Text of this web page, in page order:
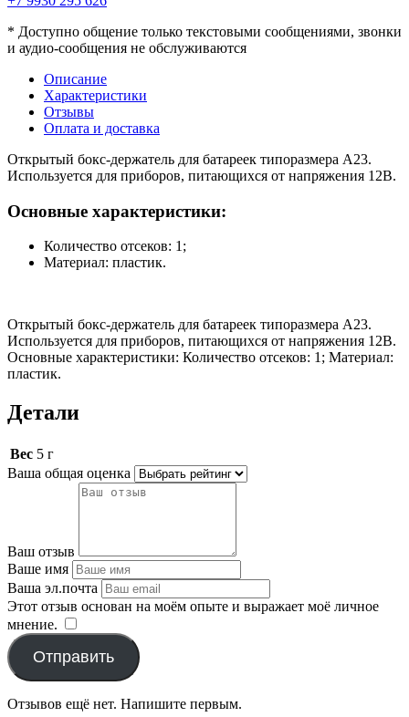
* Доступно общение только текстовыми сообщениями, звонки
и аудио-сообщения не обслуживаются
Описание
Характеристики
Отзывы
Оплата и доставка
Открытый бокс-держатель для батареек типоразмера А23.
Используется для приборов, питающихся от напряжения 12В.
Основные характеристики:
Количество отсеков: 1;
Материал: пластик.
Открытый бокс-держатель для батареек типоразмера А23.
Используется для приборов, питающихся от напряжения 12В.
Основные характеристики: Количество отсеков: 1; Материал:
пластик.
Детали
Вес 5 г
Ваша общая оценка
Ваш отзыв
Ваше имя
Ваша эл.почта
Этот отзыв основан на моём опыте и выражает моё личное
мнение.
Отправить
Отзывов ещё нет. Напишите первым.